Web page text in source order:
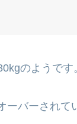
のようです
バーされて